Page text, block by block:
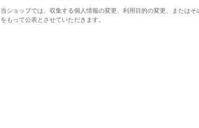
当ショップでは、収集する個人情報の変更、利用目的の変更、または
をもって公表とさせていただきます。